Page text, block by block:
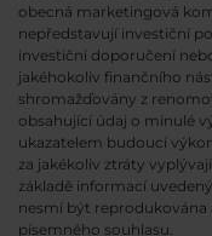
obecná marketingová
nepředstavují investiční
investiční doporučení
jakéhokoliv finančního
shromažďovány z
obsahující údaj o minulé
ukazatelem budoucí
za jakékoliv ztráty
základě informací
nesmí být reprodukována
písemného souhlasu.